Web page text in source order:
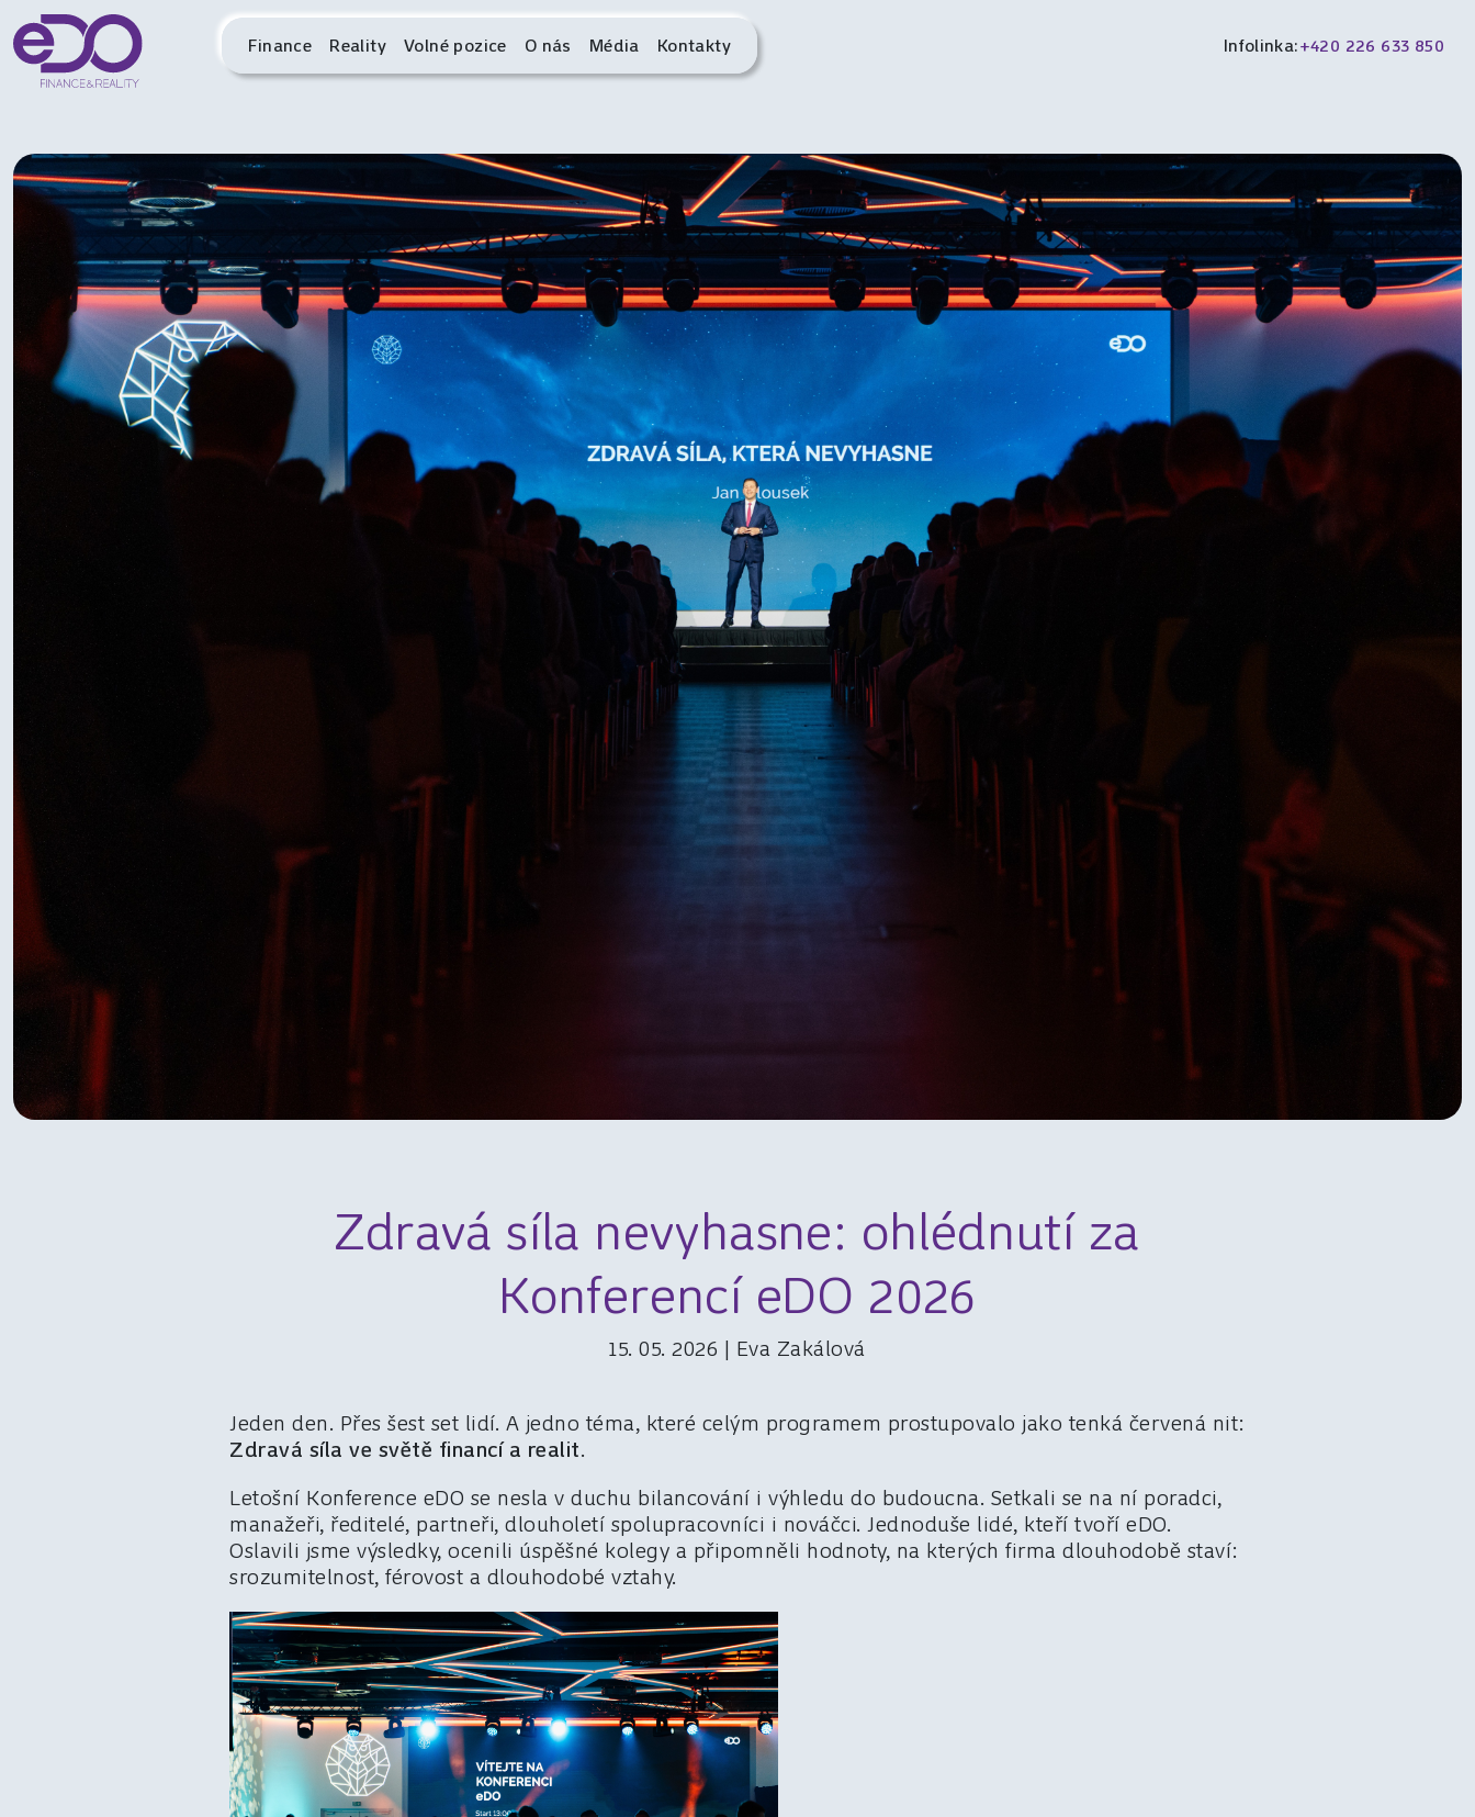
Finance Reality Volné pozice O nás Média Kontakty Infolinka:+420 226 633 850
Zdravá síla nevyhasne: ohlédnutí za
Konferencí eDO 2026
15. 05. 2026 | Eva Zakálová
Jeden den. Přes šest set lidí. A jedno téma, které celým programem prostupovalo jako tenká červená nit:
Zdravá síla ve světě financí a realit.
Letošní Konference eDO se nesla v duchu bilancování i výhledu do budoucna. Setkali se na ní poradci,
manažeři, ředitelé, partneři, dlouholetí spolupracovníci i nováčci. Jednoduše lidé, kteří tvoří eDO.
Oslavili jsme výsledky, ocenili úspěšné kolegy a připomněli hodnoty, na kterých firma dlouhodobě staví:
srozumitelnost, férovost a dlouhodobé vztahy.